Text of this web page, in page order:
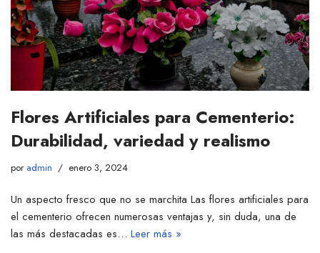
Flores Artificiales para Cementerio:
Durabilidad, variedad y realismo
por admin enero 3, 2024
Un aspecto fresco que no se marchita Las flores artificiales para
el cementerio ofrecen numerosas ventajas y, sin duda, una de
las más destacadas es… Leer más »